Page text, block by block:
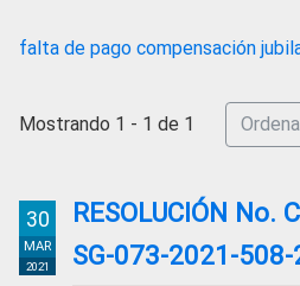
Control
falta de pago compensación
Mostrando 1 - 1 de 1
30
MAR
2021
RESOLUCIÓN No.
SG-073-2021-